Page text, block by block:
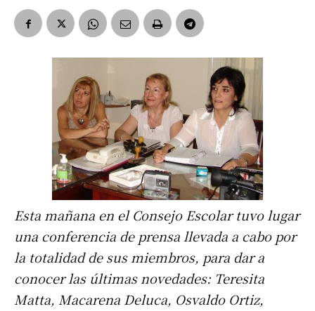
Esta mañana en el Consejo Escolar tuvo lugar
una conferencia de prensa llevada a cabo por
la totalidad de sus miembros, para dar a
conocer las últimas novedades: Teresita
Matta, Macarena Deluca, Osvaldo Ortiz,